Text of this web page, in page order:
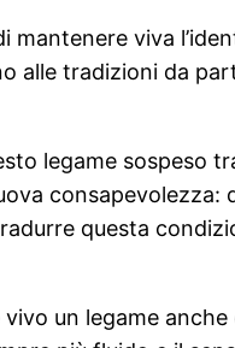
mantenere viva
alle tradizioni da
legame sospeso
consapevolezza:
questa
un legame anche